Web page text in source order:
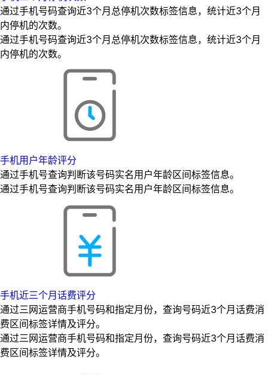
通过手机号码查询近3个月总停机次数标签信息，统计近3个月
内停机的次数。
通过手机号码查询近3个月总停机次数标签信息，统计近3个月
内停机的次数。
手机用户年龄评分
通过手机号查询判断该号码实名用户年龄区间标签信息。
通过手机号查询判断该号码实名用户年龄区间标签信息。
手机近三个月话费评分
通过三网运营商手机号码和指定月份，查询号码近3个月话费消
费区间标签详情及评分。
通过三网运营商手机号码和指定月份，查询号码近3个月话费消
费区间标签详情及评分。